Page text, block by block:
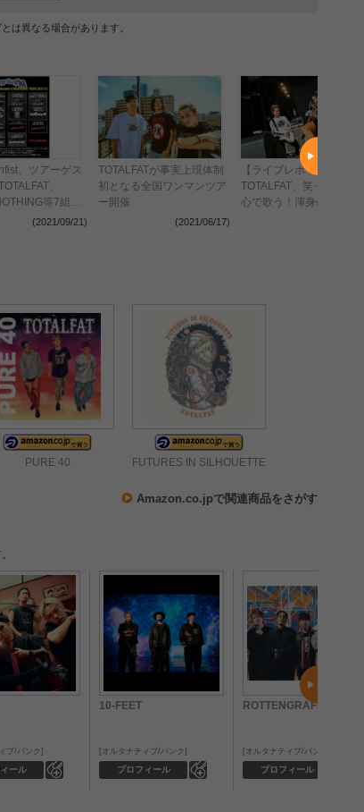
は異なる場合があります。
、ツアーゲス
、
等7組が
(2021/09/21)
TOTALFATが事実上現体制
初となる全国ワンマンツア
ー開催
(2021/06/17)
【ライブレポート】
TOTALFAT、笑って踊って
心で歌う！渾身の一撃ライ
PURE 40 FUTURES IN SILHOUETTE
Amazon.co.jpで関連商品をさがす
ール
ブ/パンク
10-FEET
プロフィール
オルタナティブ/パンク
ROTTENGRAFFTY
プロフィール
オルタナティブ/パンク